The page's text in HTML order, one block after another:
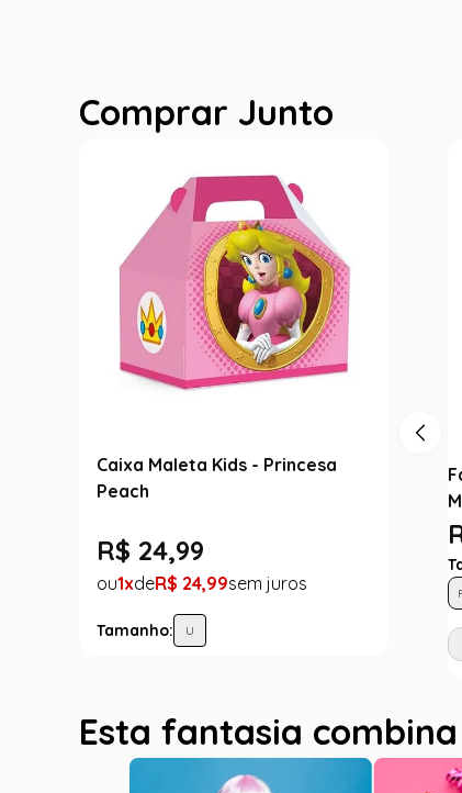
Comprar Junto
Caixa Maleta Kids - Princesa
Peach
R$ 24,99
1 R$ 24,99
Tamanho: U
Esta fantasia